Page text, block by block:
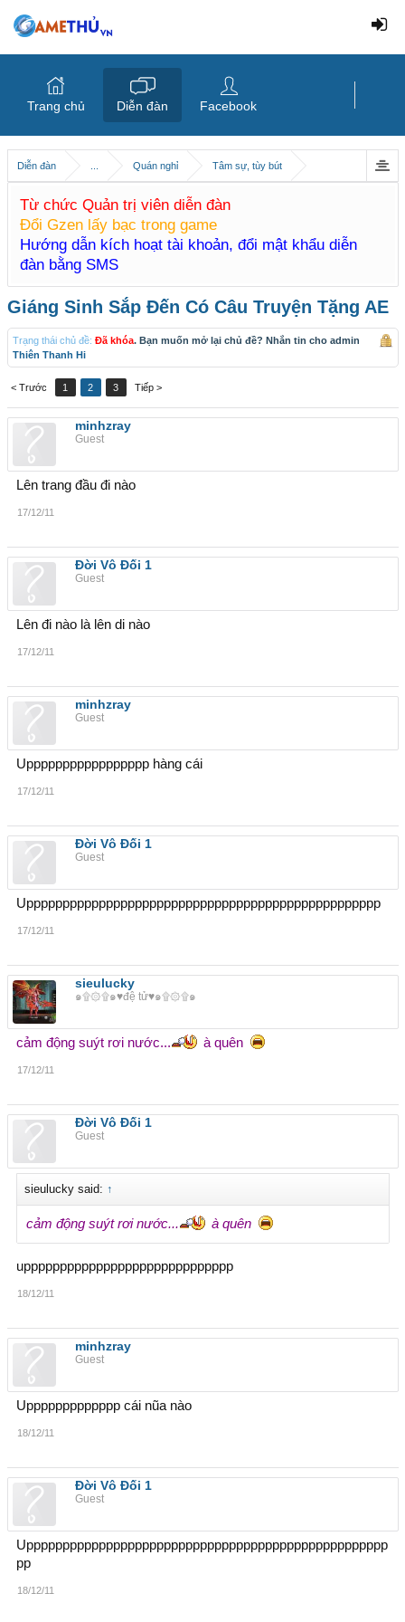
Diễn đàn Quán nghỉ Tâm sự, tùy bút
Từ chức Quản trị viên diễn đàn
Đổi Gzen lấy bạc trong game
Hướng dẫn kích hoạt tài khoản, đổi mật khẩu diễn
đàn bằng SMS
Giáng Sinh Sắp Đến Có Câu Truyện Tặng AE
Trạng thái chủ đề: Đã khóa. Bạn muốn mở lại chủ đề? Nhắn tin cho admin
Thiên Thanh Hi
< Trước 1 2 3 Tiếp >
minhzray
Guest
Lên trang đầu đi nào
17/12/11
Đời Vô Đối 1
Guest
Lên đi nào là lên di nào
17/12/11
minhzray
Guest
Uppppppppppppppppp hàng cái
17/12/11
Đời Vô Đối 1
Guest
Uppppppppppppppppppppppppppppppppppppppppppppppppp
17/12/11
sieulucky
๑۩۞۩๑♥đệ tử♥๑۩۞۩๑
cảm động suýt rơi nước... à quên
17/12/11
Đời Vô Đối 1
Guest
sieulucky said: ↑
cảm động suýt rơi nước... à quên
uppppppppppppppppppppppppppppp
18/12/11
minhzray
Guest
Uppppppppppppp cái nũa nào
18/12/11
Đời Vô Đối 1
Guest
Upppppppppppppppppppppppppppppppppppppppppppppppppp
pp
18/12/11
Trang chủ Diễn đàn Facebook